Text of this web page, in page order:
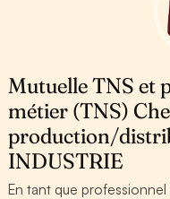
Mutuelle TNS et
métier (TNS)
production/
INDUSTRIE
En tant que